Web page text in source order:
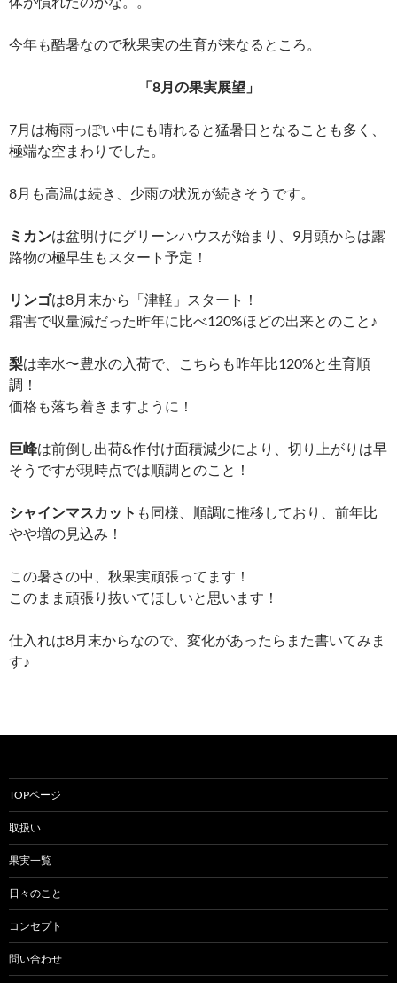
今年も酷暑なので秋果実の生育が来なるところ。
「8月の果実展望」
7月は梅雨っぽい中にも晴れると猛暑日となることも多く、
極端な空まわりでした。
8月も高温は続き、少雨の状況が続きそうです。
ミカンは盆明けにグリーンハウスが始まり、9月頭からは露
路物の極早生もスタート予定！
リンゴは8月末から「津軽」スタート！
霜害で収量減だった昨年に比べ120%ほどの出来とのこと♪
梨は幸水〜豊水の入荷で、こちらも昨年比120%と生育順
調！
価格も落ち着きますように！
巨峰は前倒し出荷&作付け面積減少により、切り上がりは早
そうですが現時点では順調とのこと！
シャインマスカット も同様、順調に推移しており、前年比
やや増の見込み！
この暑さの中、秋果実頑張ってます！
このまま頑張り抜いてほしいと思います！
仕入れは8月末からなので、変化があったらまた書いてみま
す♪
TOPページ
取扱い
果実一覧
日々のこと
コンセプト
問い合わせ